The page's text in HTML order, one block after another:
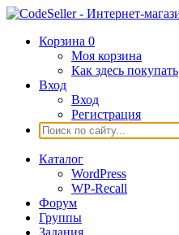
Корзина 0
Моя корзина
Как здесь покупать
Вход
Вход
Регистрация
Каталог
WordPress
WP-Recall
Форум
Группы
Задания